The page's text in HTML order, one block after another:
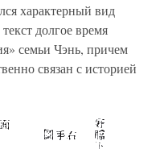
характерный вид
долгое время
семьи Чэнь, причем
связан с историей